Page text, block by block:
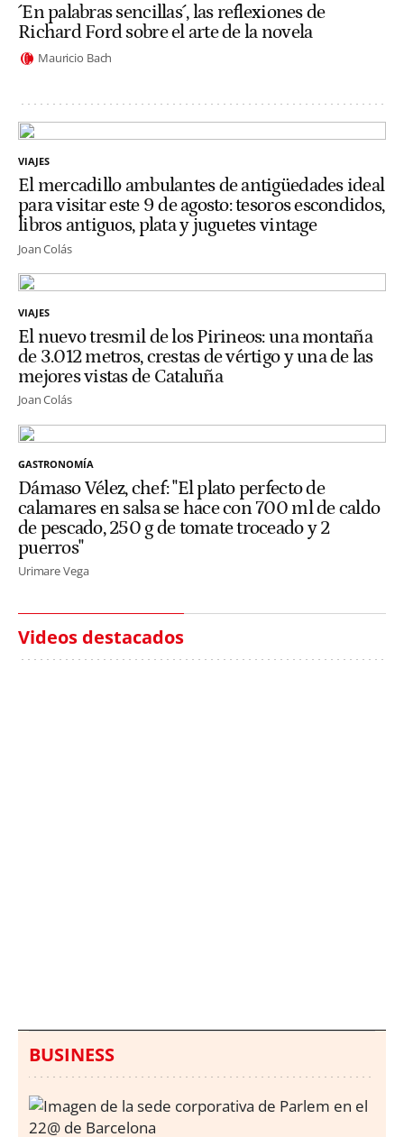
´En palabras sencillas´, las reflexiones de
Richard Ford sobre el arte de la novela
Mauricio Bach
VIAJES
El mercadillo ambulantes de antigüedades ideal
para visitar este 9 de agosto: tesoros escondidos,
libros antiguos, plata y juguetes vintage
Joan Colás
VIAJES
El nuevo tresmil de los Pirineos: una montaña
de 3.012 metros, crestas de vértigo y una de las
mejores vistas de Cataluña
Joan Colás
GASTRONOMÍA
Dámaso Vélez, chef: "El plato perfecto de
calamares en salsa se hace con 700 ml de caldo
de pescado, 250 g de tomate troceado y 2
puerros"
Urimare Vega
Videos destacados
BUSINESS